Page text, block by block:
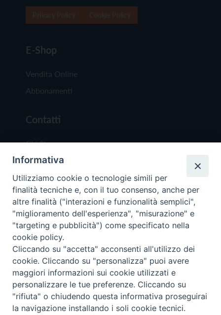
E-Shop
Vendita Online
Abbonamenti
Contatti
Chi Siamo
Redazione
Scrivici
Copyright © 2019 - Tutti i diritti riservati - Vita
Trentina Editrice
Privacy Policy
Torna
Informativa
Utilizziamo cookie o tecnologie simili per
finalità tecniche e, con il tuo consenso, anche per
altre finalità ("interazioni e funzionalità semplici",
"miglioramento dell'esperienza", "misurazione" e
"targeting e pubblicità") come specificato nella
cookie policy.
Cliccando su "accetta" acconsenti all'utilizzo dei
cookie. Cliccando su "personalizza" puoi avere
maggiori informazioni sui cookie utilizzati e
personalizzare le tue preferenze. Cliccando su
"rifiuta" o chiudendo questa informativa proseguirai
la navigazione installando i soli cookie tecnici.